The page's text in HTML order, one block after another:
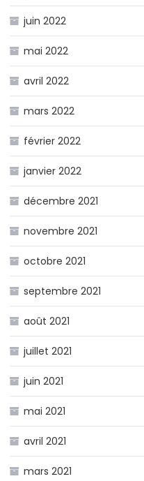
juin 2022
mai 2022
avril 2022
mars 2022
février 2022
janvier 2022
décembre 2021
novembre 2021
octobre 2021
septembre 2021
août 2021
juillet 2021
juin 2021
mai 2021
avril 2021
mars 2021